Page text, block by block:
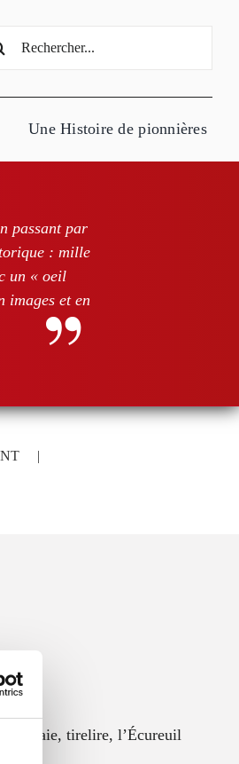
Une Histoire de pionnières
passant par
: mille
un « oeil
images et en
|
monnaie, tirelire, l’Écureuil